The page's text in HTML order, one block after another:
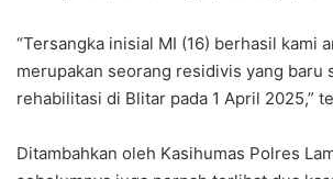
“Tersangka inisial MI (16) berhasil kami
merupakan seorang residivis yang baru
rehabilitasi di Blitar pada 1 April 2025,”
Ditambahkan oleh Kasihumas Polres